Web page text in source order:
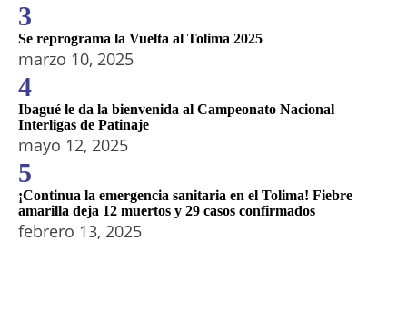
3
Se reprograma la Vuelta al Tolima 2025
marzo 10, 2025
4
Ibagué le da la bienvenida al Campeonato Nacional
Interligas de Patinaje
mayo 12, 2025
5
¡Continua la emergencia sanitaria en el Tolima! Fiebre
amarilla deja 12 muertos y 29 casos confirmados
febrero 13, 2025